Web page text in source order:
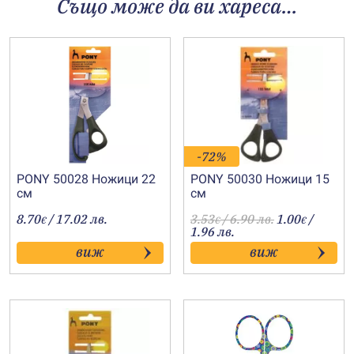
Също може да ви хареса…
PONY 50028 Ножици 22
см
8.70€ / 17.02 лв.
виж
-72%
PONY 50030 Ножици 15
см
3.53€/ 6.90 лв.1.00€ /
1.96 лв.
виж